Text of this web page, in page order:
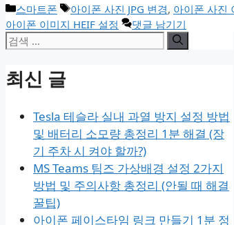
카
테
고
리
스마트폰
태
그
아이폰 사진 JPG 변경, 아이폰 사진
아이폰 이미지 HEIF 설정
댓글 남기기
검
최신 글
Tesla 테슬라 실내 과열 방지 설정 방법
및 배터리 소모량 총정리 1분 해결 (장
기 주차 시 켜야 할까?)
MS Teams 팀즈 가상배경 설정 2가지
방법 및 주의사항 총정리 (안될 때 해결
꿀팁)
아이폰 페이스타임 링크 만들기 1분 정